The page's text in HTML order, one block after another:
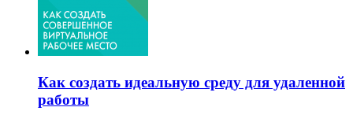
Как создать идеальную среду для удаленной
работы